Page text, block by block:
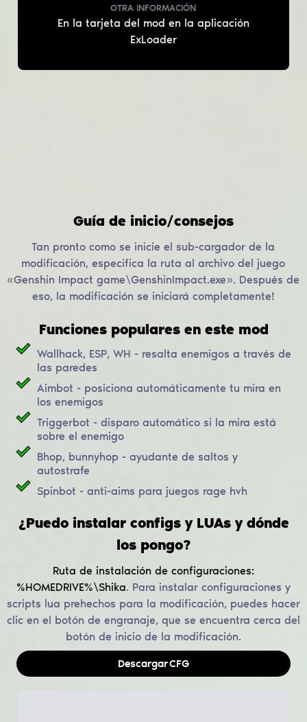
OTRA INFORMACIÓN
En la tarjeta del mod en la aplicación
ExLoader
Guía de inicio/consejos
Tan pronto como se inicie el sub-cargador de la
modificación, especifica la ruta al archivo del juego
«Genshin Impact game\GenshinImpact.exe». Después de
eso, la modificación se iniciará completamente!
Funciones populares en este mod
Wallhack, ESP, WH - resalta enemigos a través de
las paredes
Aimbot - posiciona automáticamente tu mira en
los enemigos
Triggerbot - disparo automático si la mira está
sobre el enemigo
Bhop, bunnyhop - ayudante de saltos y
autostrafe
Spinbot - anti-aims para juegos rage hvh
¿Puedo instalar configs y LUAs y dónde
los pongo?
Ruta de instalación de configuraciones:
%HOMEDRIVE%\Shika. Para instalar configuraciones y
scripts lua prehechos para la modificación, puedes hacer
clic en el botón de engranaje, que se encuentra cerca del
botón de inicio de la modificación.
DescargarCFG